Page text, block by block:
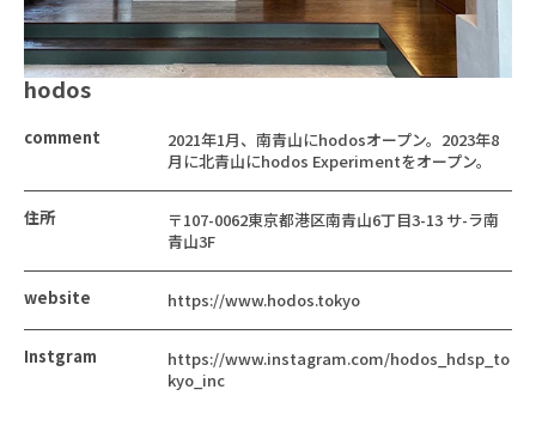
hodos
comment
2021年1月、南青山にhodosオープン。2023年8
月に北青山にhodos Experimentをオープン。
住所
〒107-0062東京都港区南青山6丁目3-13 サ-ラ南
青山3F
website https://www.hodos.tokyo
Instgram
https://www.instagram.com/hodos_hdsp_to
kyo_inc